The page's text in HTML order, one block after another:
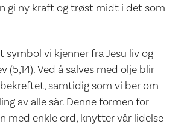
gi ny kraft og trøst midt i det som
symbol vi kjenner fra Jesu liv og
(5,14). Ved å salves med olje blir
samtidig som vi ber om
av alle sår. Denne formen for
med enkle ord, knytter vår lidelse